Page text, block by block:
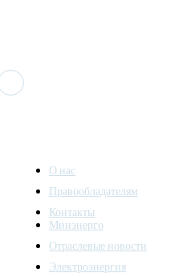
О нас
Правообладателям
Контакты
Минэнерго
Отраслевые новости
Электроэнергия